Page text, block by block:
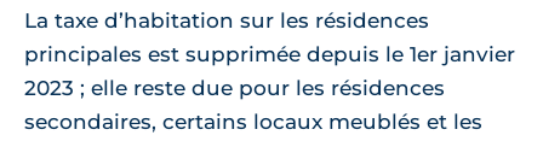
La taxe d’habitation sur les résidences
principales est supprimée depuis le 1er janvier
2023 ; elle reste due pour les résidences
secondaires, certains locaux meublés et les